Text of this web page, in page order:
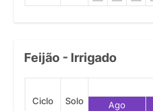
Feijão - Irrigado
Ciclo Solo
Ago